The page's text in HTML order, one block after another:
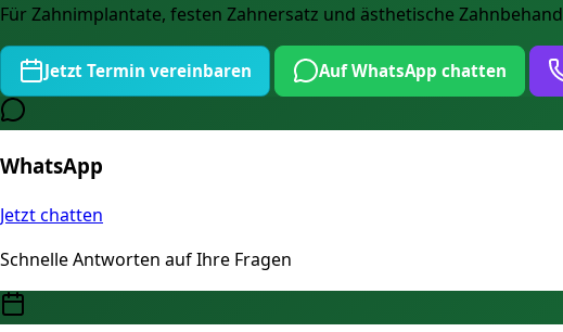
Für Zahnimplantate, festen Zahnersatz und ästhetische
Jetzt Termin vereinbaren Auf WhatsApp chatten
WhatsApp
Jetzt chatten
Schnelle Antworten auf Ihre Fragen